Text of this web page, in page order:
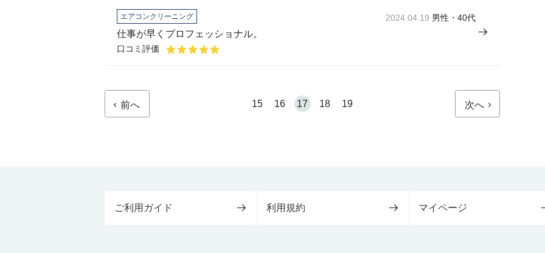
エアコンクリーニング 2024.04.19 男性・40代
仕事が早くプロフェッショナル。
口コミ評価
前へ 15 16 17 18 19 次へ
ご利用ガイド 利用規約 マイページ